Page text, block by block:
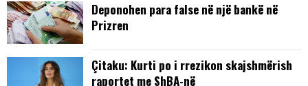
Deponohen para false në një bankë në
Prizren
Çitaku: Kurti po i rrezikon skajshmërish
raportet me ShBA-në